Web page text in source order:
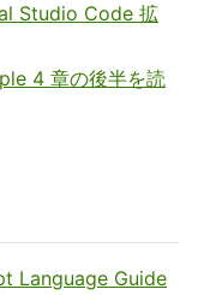
Studio Code 拡
4 章の後半を読
Language Guide